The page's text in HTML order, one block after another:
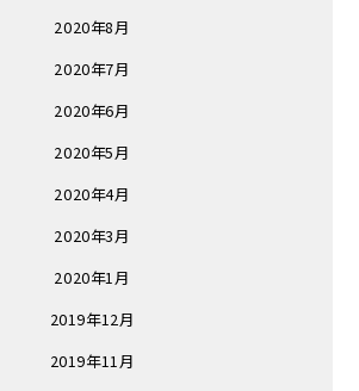
2020年8月
2020年7月
2020年6月
2020年5月
2020年4月
2020年3月
2020年1月
2019年12月
2019年11月